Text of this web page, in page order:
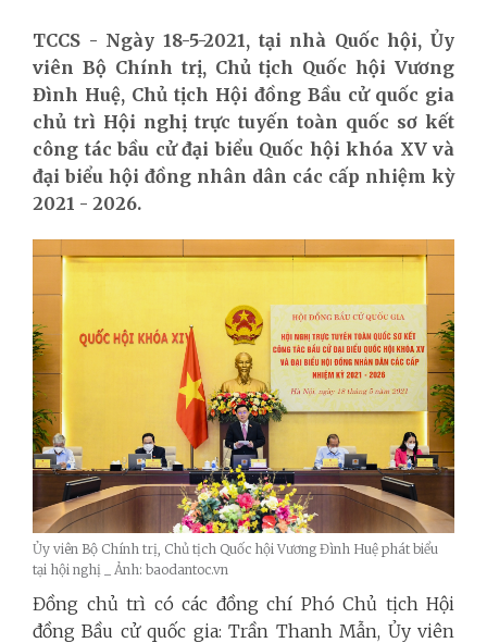
TCCS - Ngày 18-5-2021, tại nhà Quốc hội, Ủy
viên Bộ Chính trị, Chủ tịch Quốc hội Vương
Đình Huệ, Chủ tịch Hội đồng Bầu cử quốc gia
chủ trì Hội nghị trực tuyến toàn quốc sơ kết
công tác bầu cử đại biểu Quốc hội khóa XV và
đại biểu hội đồng nhân dân các cấp nhiệm kỳ
2021 - 2026.
Ủy viên Bộ Chính trị, Chủ tịch Quốc hội Vương Đình Huệ phát biểu
tại hội nghị _ Ảnh: baodantoc.vn
Đồng chủ trì có các đồng chí Phó Chủ tịch Hội
đồng Bầu cử quốc gia: Trần Thanh Mẫn, Ủy viên